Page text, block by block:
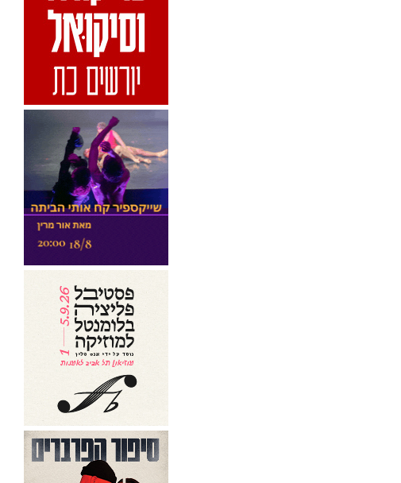
פסטיבל בציר חדש ביבנה
אירועי הפסטיבל
פסטיבל ג'אז בינלאומי - פניני
המוזיקה-מופעי הפסטיבל
פסטיבל ג'אז חורף בים האדום
פסטיבל ג'אז של קיץ 2021-
מופעי הפסטיבל
מופעים חינם באכסדרה
פסטיבל גולדסטאר סאונד
פסטיבל גיטרה 2026-מופעים
פסטיבל דובר אנגלית - 2012
stage one-סטנד אפ
פסטיבל דרום אדום 2018-
פסטיבל דרום אדום 2018-
פסטיבל דרום עולה 2016-
פסטיבל האביב הבינלאומי
פסטיבל האביב הבינלאומי של
ראשון לציון 2018-מופעים
פסטיבל האביב הבינלאומי של
ראשון לציון 2018-מופעים
בינלאומיים
בירושלים-מופעים
פסטיבל הבירה בחצר השוק
פרדס חנה-מופעים
פסטיבל הבלוז והבירה בשדרות
2018-מופעים
פסטיבל הבלוז של תל אביב
2017-מופעים
פסטיבל הג'אז אילת 2019-
אירועי הפסטיבל